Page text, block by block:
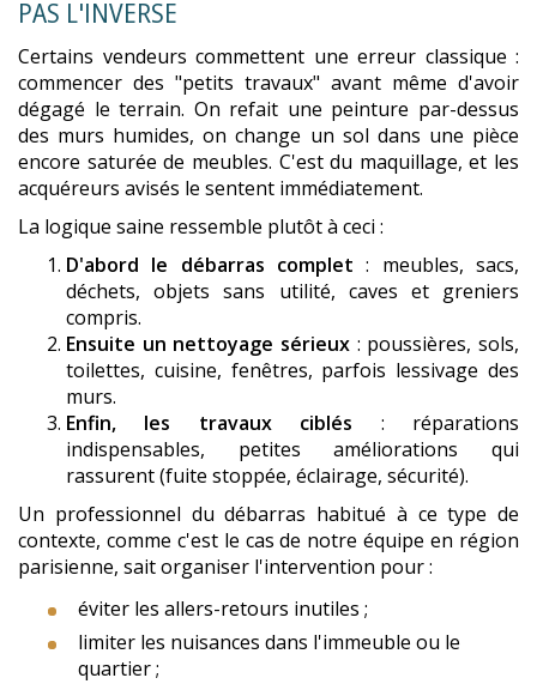
PAS L'INVERSE
Certains vendeurs commettent une erreur classique :
commencer des "petits travaux" avant même d'avoir
dégagé le terrain. On refait une peinture par-dessus
des murs humides, on change un sol dans une pièce
encore saturée de meubles. C'est du maquillage, et les
acquéreurs avisés le sentent immédiatement.
La logique saine ressemble plutôt à ceci :
D'abord le débarras complet : meubles, sacs,
déchets, objets sans utilité, caves et greniers
compris.
Ensuite un nettoyage sérieux : poussières, sols,
toilettes, cuisine, fenêtres, parfois lessivage des
murs.
Enfin, les travaux ciblés : réparations
indispensables, petites améliorations qui
rassurent (fuite stoppée, éclairage, sécurité).
Un professionnel du débarras habitué à ce type de
contexte, comme c'est le cas de notre équipe en région
parisienne, sait organiser l'intervention pour :
éviter les allers-retours inutiles ;
limiter les nuisances dans l'immeuble ou le
quartier ;